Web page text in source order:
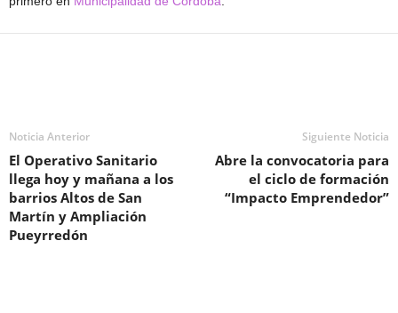
Noticia Anterior
El Operativo Sanitario
llega hoy y mañana a los
barrios Altos de San
Martín y Ampliación
Pueyrredón
Siguiente Noticia
Abre la convocatoria para
el ciclo de formación
“Impacto Emprendedor”